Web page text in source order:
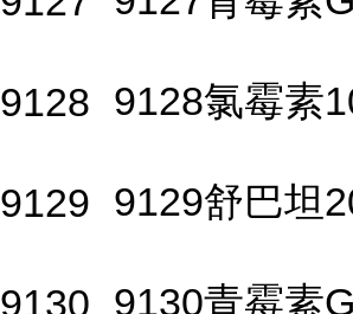
9128 9128氯霉素
9129 9129舒巴坦
9130 9130青霉素